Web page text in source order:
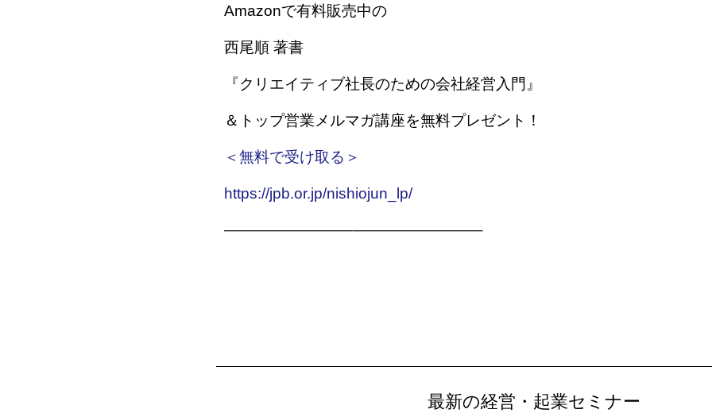
Amazonで有料販売中の
西尾順 著書
『クリエイティブ社長のための会社経営入門』
＆トップ営業メルマガ講座を無料プレゼント！
＜無料で受け取る＞
https://jpb.or.jp/nishiojun_lp/
————————–————————–
最新の経営・起業セミナー